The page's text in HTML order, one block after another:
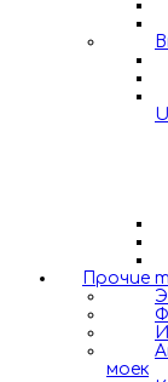
Прочие
моек